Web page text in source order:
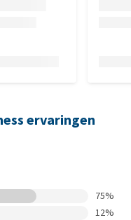
ervaringen
75%
12%